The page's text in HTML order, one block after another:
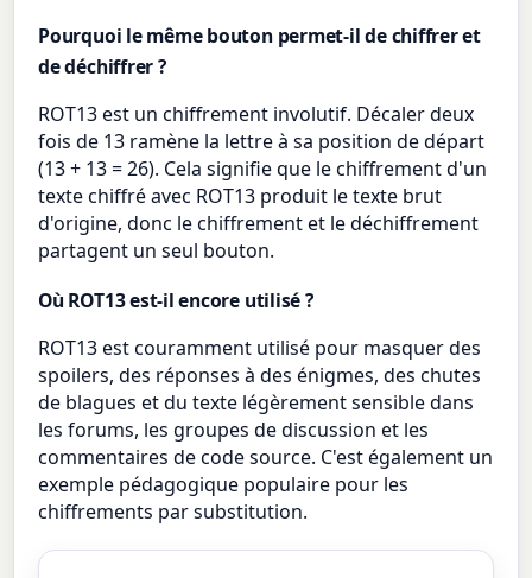
Pourquoi le même bouton permet-il de chiffrer et
de déchiffrer ?
ROT13 est un chiffrement involutif. Décaler deux
fois de 13 ramène la lettre à sa position de départ
(13 + 13 = 26). Cela signifie que le chiffrement d'un
texte chiffré avec ROT13 produit le texte brut
d'origine, donc le chiffrement et le déchiffrement
partagent un seul bouton.
Où ROT13 est-il encore utilisé ?
ROT13 est couramment utilisé pour masquer des
spoilers, des réponses à des énigmes, des chutes
de blagues et du texte légèrement sensible dans
les forums, les groupes de discussion et les
commentaires de code source. C'est également un
exemple pédagogique populaire pour les
chiffrements par substitution.